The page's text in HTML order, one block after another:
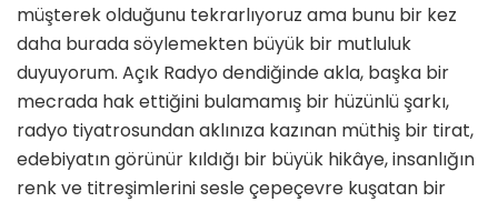
müşterek olduğunu tekrarlıyoruz ama bunu bir kez
daha burada söylemekten büyük bir mutluluk
duyuyorum. Açık Radyo dendiğinde akla, başka bir
mecrada hak ettiğini bulamamış bir hüzünlü şarkı,
radyo tiyatrosundan aklınıza kazınan müthiş bir tirat,
edebiyatın görünür kıldığı bir büyük hikâye, insanlığın
renk ve titreşimlerini sesle çepeçevre kuşatan bir